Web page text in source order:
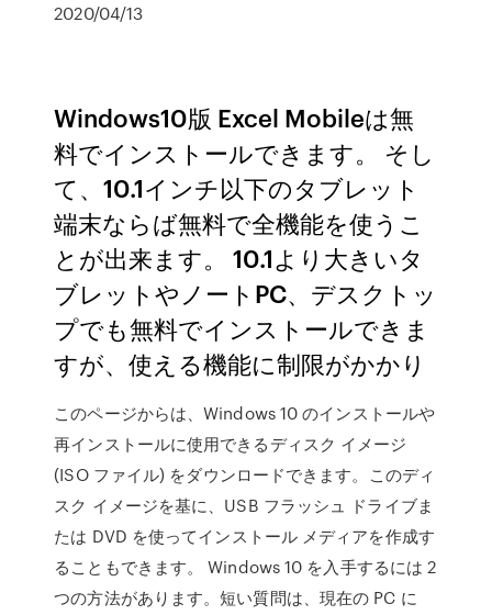
2020/04/13
Windows10版 Excel Mobileは無
料でインストールできます。 そし
て、10.1インチ以下のタブレット
端末ならば無料で全機能を使うこ
とが出来ます。 10.1より大きいタ
ブレットやノートPC、デスクトッ
プでも無料でインストールできま
すが、使える機能に制限がかかり
このページからは、Windows 10 のインストールや
再インストールに使用できるディスク イメージ
(ISO ファイル) をダウンロードできます。このディ
スク イメージを基に、USB フラッシュ ドライブま
たは DVD を使ってインストール メディアを作成す
ることもできます。 Windows 10 を入手するには 2
つの方法があります。短い質問は、現在の PC に